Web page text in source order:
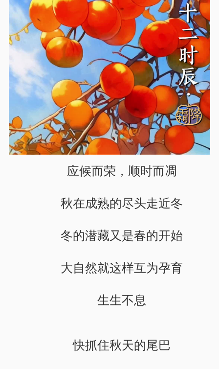
应候而荣，顺时而凋
秋在成熟的尽头走近冬
冬的潜藏又是春的开始
大自然就这样互为孕育
生生不息
快抓住秋天的尾巴